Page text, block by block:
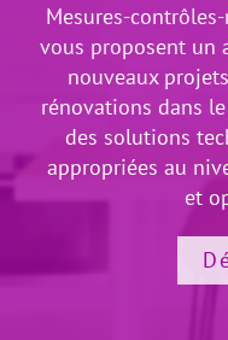
Mesures-
vous proposent un
nouveaux
rénovations dans
des solutions
appropriées au
et